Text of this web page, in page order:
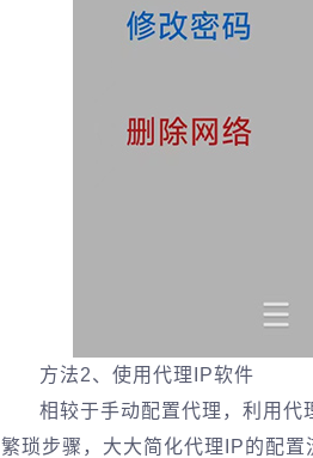
方法2、使用代理IP软件‌
相较于手动配置代理，利用代
繁琐步骤，大大简化代理IP的配